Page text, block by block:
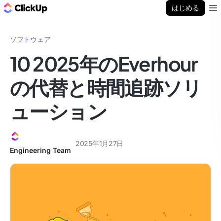
はじめる
ソフトウェア
10 2025年のEverhour
の代替と時間追跡ソリ
ューション
Engineering Team
2025年1月27日